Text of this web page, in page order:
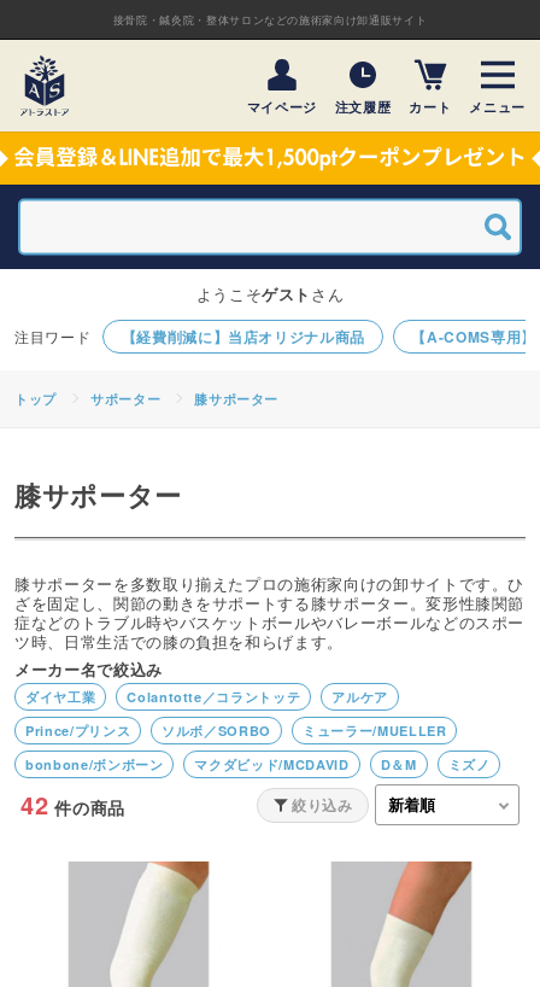
接骨院・鍼灸院・整体サロンなどの施術家向け卸通販サイト
マイページ 注文履歴 カート メニュー
【経費削減に】当店オリジナル商品 【A-COMS専用
ようこそゲスト さん
トップ サポーター 膝サポーター
膝サポーター
膝サポーターを多数取り揃えたプロの施術家向けの卸サイトです。ひ
ざを固定し、関節の動きをサポートする膝サポーター。変形性膝関節
症などのトラブル時やバスケットボールやバレーボールなどのスポー
ツ時、日常生活での膝の負担を和らげます。
メーカー名で絞込み
ダイヤ工業 Colantotte／コラントッテ
アルケア
Prince/プリンス
ソルボ／SORBO
ミューラー/MUELLER
bonbone/ボンボーン
マクダビッド/MCDAVID D＆M
ミズノ
アイケア
42 件の商品 絞り込み